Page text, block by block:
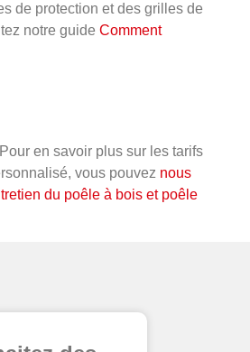
de protection et des grilles de
notre guide Comment
en savoir plus sur les tarifs
vous pouvez nous
du poêle à bois et poêle